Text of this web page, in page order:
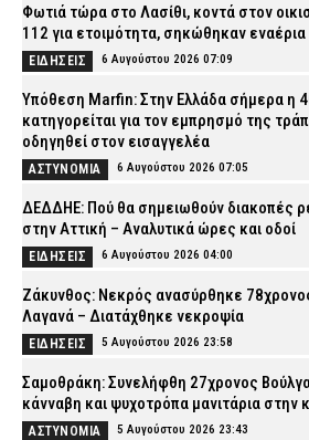
Φωτιά τώρα στο Λασίθι, κοντά στον
112 για ετοιμότητα, σηκώθηκαν
ΕΙΔΗΣΕΙΣ 6 Αυγούστου 2026 07:09
Υπόθεση Marfin: Στην Ελλάδα σήμερα η
κατηγορείται για τον εμπρησμό της
οδηγηθεί στον εισαγγελέα
ΑΣΤΥΝΟΜΙΑ 6 Αυγούστου 2026 07:05
ΔΕΔΔΗΕ: Πού θα σημειωθούν διακοπές
στην Αττική – Αναλυτικά ώρες και οδοί
ΕΙΔΗΣΕΙΣ 6 Αυγούστου 2026 04:00
Ζάκυνθος: Νεκρός ανασύρθηκε
Λαγανά – Διατάχθηκε νεκροψία
ΕΙΔΗΣΕΙΣ 5 Αυγούστου 2026 23:58
Σαμοθράκη: Συνελήφθη 27χρονος
κάνναβη και ψυχοτρόπα μανιτάρια στην
ΑΣΤΥΝΟΜΙΑ 5 Αυγούστου 2026 23:43